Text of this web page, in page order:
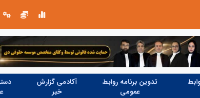
روایت تصویری از خدمت در مسیر
تدوین برنامه روابط
عمومی
آکادمی گزارش
خبر